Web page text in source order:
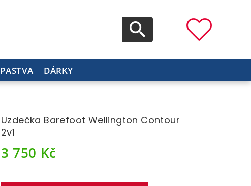
PASTVA DÁRKY
Uzdečka Barefoot Wellington Contour
2v1
3 750 Kč